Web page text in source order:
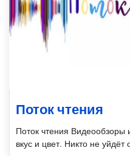
Поток чтения
Поток чтения
вкус и цвет. Никто не